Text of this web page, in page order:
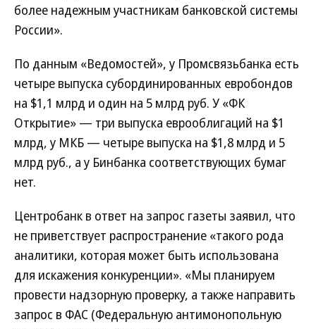
более надежным участникам банковской системы
России».
По данным «Ведомостей», у Промсвязьбанка есть
четыре выпуска субординированных евробондов
на $1,1 млрд и один на 5 млрд руб. У «ФК
Открытие» — три выпуска еврооблигаций на $1
млрд, у МКБ — четыре выпуска на $1,8 млрд и 5
млрд руб., а у Бинбанка соответствующих бумаг
нет.
Центробанк в ответ на запрос газеты заявил, что
не приветствует распространение «такого рода
аналитики, которая может быть использована
для искажения конкуренции». «Мы планируем
провести надзорную проверку, а также направить
запрос в ФАС (Федеральную антимонопольную